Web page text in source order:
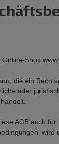
Shop
die ein
oder
AGB auch